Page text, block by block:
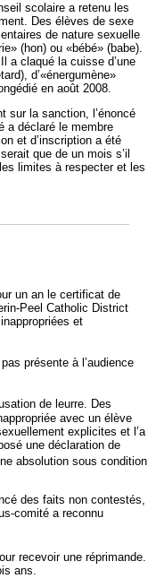
scolaire a retenu les
Des élèves de sexe
de nature sexuelle
(hon) ou «bébé» (babe).
a claqué la cuisse d’une
d’«énergumène»
en août 2008.
sur la sanction, l’énoncé
a déclaré le membre
et d’inscription a été
que de un mois s’il
limites à respecter et les
un an le certificat de
Peel Catholic District
et
présente à l’audience
de leurre. Des
avec un élève
explicites et l’a
une déclaration de
absolution sous condition
des faits non contestés,
comité a reconnu
recevoir une réprimande.
ans.